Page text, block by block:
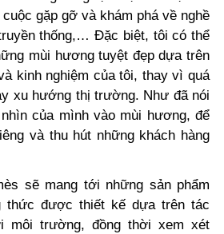
gặp gỡ và khám phá về nghề
thống,… Đặc biệt, tôi có thể
mùi hương tuyệt đẹp dựa trên
kinh nghiệm của tôi, thay vì quá
xu hướng thị trường. Như đã nói
của mình vào mùi hương, để
và thu hút những khách hàng
sẽ mang tới những sản phẩm
thức được thiết kế dựa trên tác
môi trường, đồng thời xem xét